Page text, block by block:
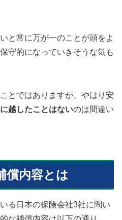
と常に万が一のことが頭をよ
守的になっていきそうな気も
とではありますが、やはり安
越したことはないのは間違い
償内容とは
る日本の保険会社3社に問い